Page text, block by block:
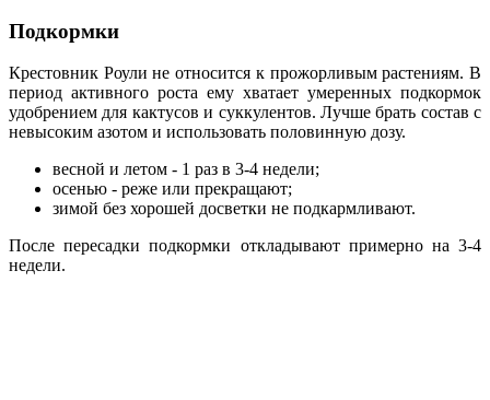
Подкормки
Крестовник Роули не относится к прожорливым растениям. В
период активного роста ему хватает умеренных подкормок
удобрением для кактусов и суккулентов. Лучше брать состав с
невысоким азотом и использовать половинную дозу.
весной и летом - 1 раз в 3-4 недели;
осенью - реже или прекращают;
зимой без хорошей досветки не подкармливают.
После пересадки подкормки откладывают примерно на 3-4
недели.